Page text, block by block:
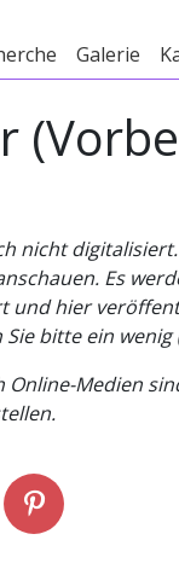
Galerie
nicht
Es
und hier
bitte ein
Online-Medien